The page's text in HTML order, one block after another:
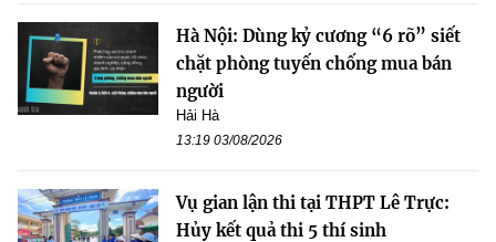
Hà Nội: Dùng kỷ cương “6 rõ” siết
chặt phòng tuyến chống mua bán
người
Hải Hà
13:19 03/08/2026
Vụ gian lận thi tại THPT Lê Trực:
Hủy kết quả thi 5 thí sinh